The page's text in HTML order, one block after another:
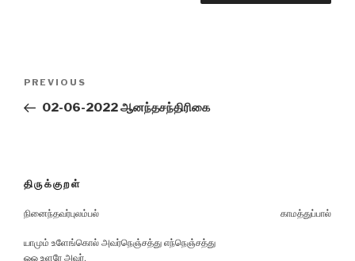
Previous
Post
PREVIOUS
02-06-2022 ஆனந்தசந்திரிகை
திருக்குறள்
நினைந்தவர்புலம்பல் காமத்துப்பால்
யாமும் உளேங்கொல் அவர்நெஞ்சத்து எந்நெஞ்சத்து
ஓஒ உளரே அவர்.